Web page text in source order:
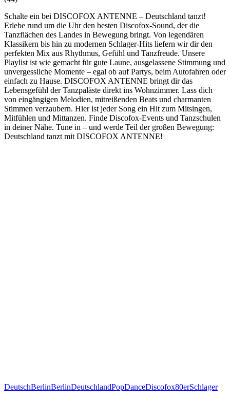
Schalte ein bei DISCOFOX ANTENNE – Deutschland tanzt!
Erlebe rund um die Uhr den besten Discofox-Sound, der die
Tanzflächen des Landes in Bewegung bringt. Von legendären
Klassikern bis hin zu modernen Schlager-Hits liefern wir dir den
perfekten Mix aus Rhythmus, Gefühl und Tanzfreude. Unsere
Playlist ist wie gemacht für gute Laune, ausgelassene Stimmung und
unvergessliche Momente – egal ob auf Partys, beim Autofahren oder
einfach zu Hause. DISCOFOX ANTENNE bringt dir das
Lebensgefühl der Tanzpaläste direkt ins Wohnzimmer. Lass dich
von eingängigen Melodien, mitreißenden Beats und charmanten
Stimmen verzaubern. Hier ist jeder Song ein Hit zum Mitsingen,
Mitfühlen und Mittanzen. Finde Discofox-Events und Tanzschulen
in deiner Nähe. Tune in – und werde Teil der großen Bewegung:
Deutschland tanzt mit DISCOFOX ANTENNE!
DeutschBerlinBerlinDeutschlandPopDanceDiscofox80erSchlager